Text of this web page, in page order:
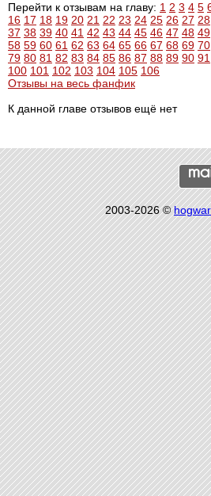
Перейти к отзывам на главу: 1 2 3 4 5
16 17 18 19 20 21 22 23 24 25 26 27 28
37 38 39 40 41 42 43 44 45 46 47 48 49
58 59 60 61 62 63 64 65 66 67 68 69 70
79 80 81 82 83 84 85 86 87 88 89 90 91
100 101 102 103 104 105 106
Отзывы на весь фанфик
К данной главе отзывов ещё нет
2003-2026 ©